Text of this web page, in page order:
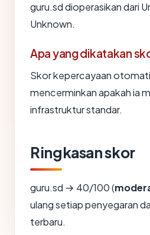
guru.sd dioperasikan dari
Unknown.
Apa yang dikatakan
Skor kepercayaan
mencerminkan apakah ia
infrastruktur standar.
Ringkasan skor
guru.sd → 40/100 (
ulang setiap penyegaran
terbaru.